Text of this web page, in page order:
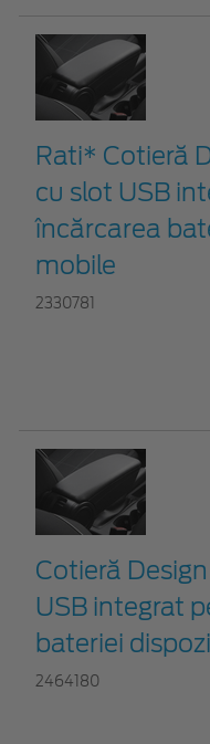
Rati* Cotieră
cu slot USB
încărcarea
mobile
2330781
Cotieră
USB integrat
bateriei
2464180